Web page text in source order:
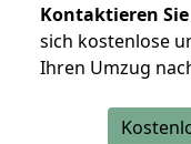
Kontaktieren
sich kostenlose
Ihren Umzug